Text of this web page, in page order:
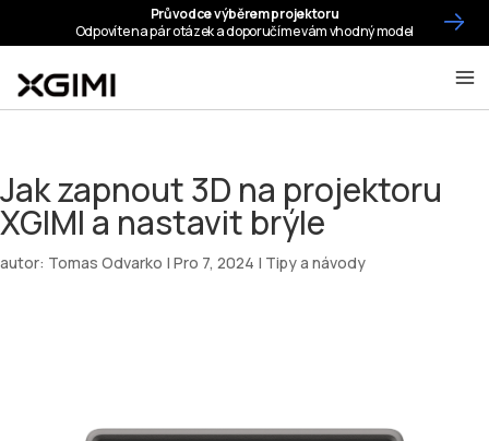
Jak zapnout 3D na projektoru
XGIMI a nastavit brýle
autor: Tomas Odvarko | Pro 7, 2024 | Tipy a návody